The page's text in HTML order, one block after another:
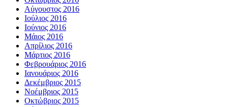
Αύγουστος 2016
Ιούλιος 2016
Ιούνιος 2016
Μάιος 2016
Απρίλιος 2016
Μάρτιος 2016
Φεβρουάριος 2016
Ιανουάριος 2016
Δεκέμβριος 2015
Νοέμβριος 2015
Οκτώβριος 2015